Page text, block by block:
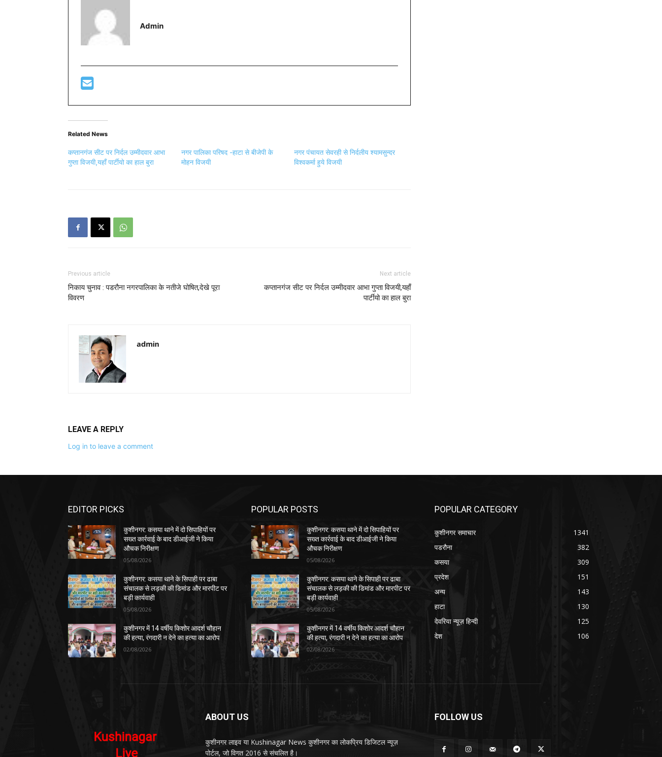
Admin
Related News
कप्तानगंज सीट पर निर्दल उम्मीदवार आभा
गुप्ता विजयी,यहाँ पार्टीयो का हाल बुरा
नगर पालिका परिषद -हाटा से बीजेपी के
मोहन विजयी
नगर पंचायत सेवरही से निर्दलीय श्यामसुन्दर
विश्वकर्मा हुये विजयी
Previous article
निकाय चुनाव : पडरौना नगरपालिका के नतीजे घोषित,देखे पूरा
विवरण
Next article
कप्तानगंज सीट पर निर्दल उम्मीदवार आभा गुप्ता विजयी,यहाँ
पार्टीयो का हाल बुरा
admin
LEAVE A REPLY
Log in to leave a comment
EDITOR PICKS
कुशीनगर: कसया थाने में दो सिपाहियों पर
सख्त कार्रवाई के बाद डीआईजी ने किया
औचक निरीक्षण
05/08/2026
कुशीनगर: कसया थाने के सिपाही पर ढाबा
संचालक से लड़की की डिमांड और मारपीट पर
बड़ी कार्यवाही
05/08/2026
कुशीनगर में 14 वर्षीय किशोर आदर्श चौहान
की हत्या, रंगदारी न देने का हत्या का आरोप
02/08/2026
POPULAR POSTS
कुशीनगर: कसया थाने में दो सिपाहियों पर
सख्त कार्रवाई के बाद डीआईजी ने किया
औचक निरीक्षण
05/08/2026
कुशीनगर: कसया थाने के सिपाही पर ढाबा
संचालक से लड़की की डिमांड और मारपीट पर
बड़ी कार्यवाही
05/08/2026
कुशीनगर में 14 वर्षीय किशोर आदर्श चौहान
की हत्या, रंगदारी न देने का हत्या का आरोप
02/08/2026
POPULAR CATEGORY
कुशीनगर समाचार
1341
पडरौना
382
कसया
309
प्रदेश
151
अन्य
143
हाटा
130
देवरिया न्यूज़ हिन्दी
125
देश
106
ABOUT US
कुशीनगर लाइव या Kushinagar News कुशीनगर का लोकप्रिय डिजिटल न्यूज़
पोर्टल, जो विगत 2016 से संचलित है।
FOLLOW US